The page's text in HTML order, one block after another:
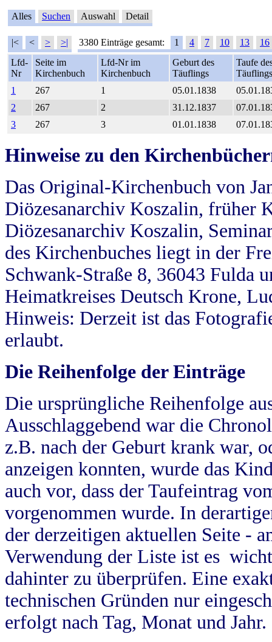
Alles Suchen Auswahl Detail
|< < > >| 3380 Einträge gesamt: 1 4 7 10 13
16
Lfd-
Nr
Seite im
Kirchenbuch
Lfd-Nr im
Kirchenbuch
Geburt des
Täuflings
Taufe
Täuflings
1
267 1 05.01.1838
2
267 2 31.12.1837
3
267 3 01.01.1838
Hinweise zu den
Das Original-Kirchenbuch von
Diözesanarchiv Koszalin, früher
Diözesanarchiv Koszalin,
des Kirchenbuches liegt in der
Schwank-Straße 8, 36043 Fulda
Heimatkreises Deutsch Krone,
Hinweis: Derzeit ist das
erlaubt.
Die Reihenfolge der Einträge
Die ursprüngliche Reihenfolge
Ausschlaggebend war die
z.B. nach der Geburt krank war,
anzeigen konnten, wurde das
auch vor, dass der Taufeintrag
vorgenommen wurde. In
der derzeitigen aktuellen Seite -
Verwendung der Liste ist es
dahinter zu überprüfen. Eine
technischen Gründen nur
erfolgt nach Tag, Monat und Jahr.